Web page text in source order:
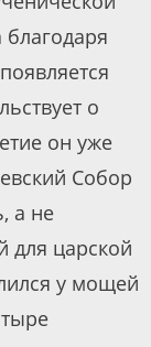
о
он уже
Собор
а не
для царской
у мощей